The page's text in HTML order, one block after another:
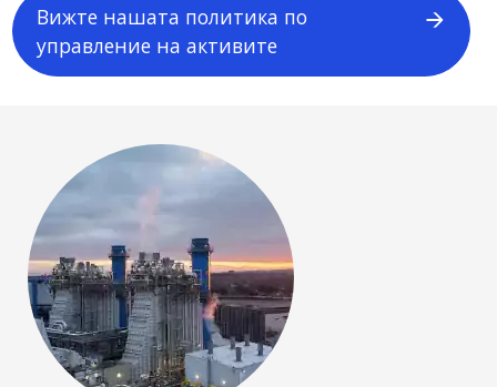
Вижте нашата политика по
управление на активите